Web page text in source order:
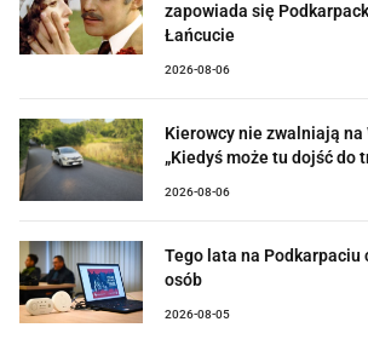
zapowiada się
Łańcucie
2026-08-06
Kierowcy nie zwalniają na
„Kiedyś może tu dojść do
2026-08-06
Tego lata na Podkarpaciu
osób
2026-08-05